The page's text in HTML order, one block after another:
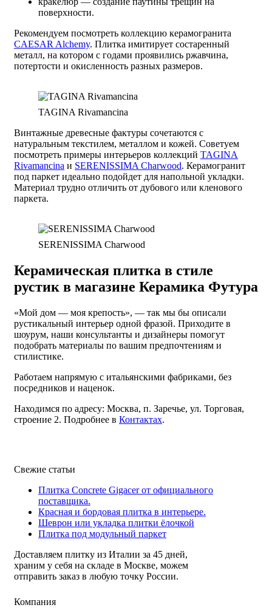
поверхности.
Рекомендуем посмотреть коллекцию керамогранита
CAESAR Alchemy. Плитка имитирует состаренный
металл, на котором с годами проявились ржавчина,
потертости и окисленность разных размеров.
TAGINA Rivamancina
Винтажные древесные фактуры сочетаются с
натуральным текстилем, металлом и кожей. Советуем
посмотреть примеры интерьеров коллекций TAGINA
Rivamancina и SERENISSIMA Charwood. Керамогранит
под паркет идеально подойдет для напольной укладки.
Материал трудно отличить от дубового или кленового
паркета.
SERENISSIMA Charwood
Керамическая плитка в стиле
рустик в магазине Керамика Футура
«Мой дом — моя крепость», — так мы бы описали
рустикальный интерьер одной фразой. Приходите в
шоурум, наши консультанты и дизайнеры помогут
подобрать материалы по вашим предпочтениям и
стилистике.
Работаем напрямую с итальянскими фабриками, без
посредников и наценок.
Находимся по адресу: Москва, п. Заречье, ул. Торговая,
строение 2. Подробнее в Контактах.
Свежие статьи
Плитка Concrete Gigacer от официального
поставщика.
Красная и бордовая плитка в интерьере.
Шеврон или укладка плитки ёлочкой
Плитка под модульный паркет
Доставляем плитку из Италии за 45 дней,
храним у себя на складе в Москве, можем
отправить заказ в любую точку России.
Компания